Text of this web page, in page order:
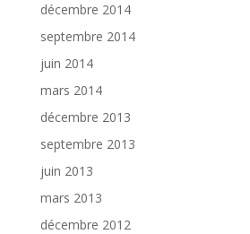
décembre 2014
septembre 2014
juin 2014
mars 2014
décembre 2013
septembre 2013
juin 2013
mars 2013
décembre 2012